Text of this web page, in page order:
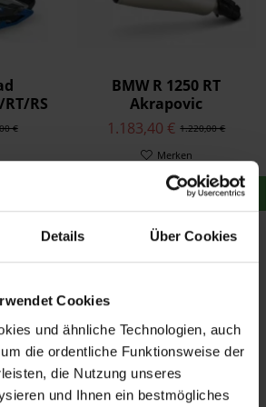
Details Über Cookies
Cookies
und ähnliche Technologien, auch
die ordentliche Funktionsweise der
die Nutzung unseres
und Ihnen ein bestmögliches
RS
€
BMW R 1250 RT
Akrapovic
Sportschalldämpfer
1.220,00 €
1.183,40 €
Merken
Zum Produkt